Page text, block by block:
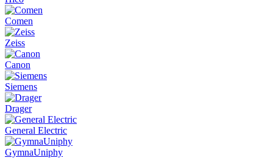
Comen
Zeiss
Canon
Siemens
Drager
General Electric
GymnaUniphy